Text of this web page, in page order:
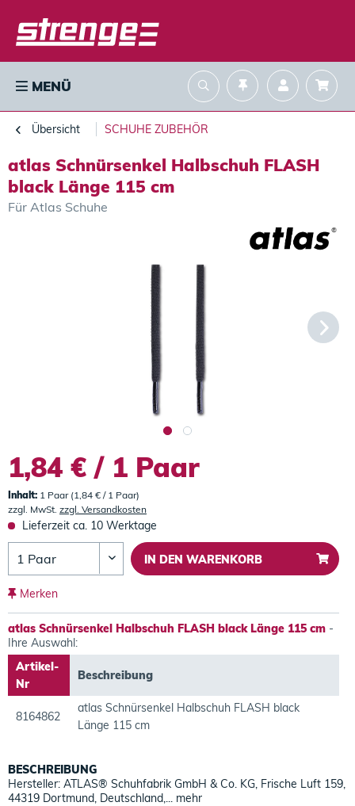
MENÜ
Übersicht SCHUHE ZUBEHÖR
atlas Schnürsenkel Halbschuh FLASH
black Länge 115 cm
Für Atlas Schuhe
1,84 € / 1 Paar
Inhalt: 1 Paar (1,84 € / 1 Paar)
zzgl. MwSt. zzgl. Versandkosten
Lieferzeit ca. 10 Werktage
IN DEN WARENKORB
Merken
atlas Schnürsenkel Halbschuh FLASH black Länge 115 cm -
Ihre Auswahl:
Artikel-
Nr
Beschreibung
8164862
atlas Schnürsenkel Halbschuh FLASH black
Länge 115 cm
BESCHREIBUNG
Hersteller: ATLAS® Schuhfabrik GmbH & Co. KG, Frische Luft 159,
44319 Dortmund, Deutschland,... mehr